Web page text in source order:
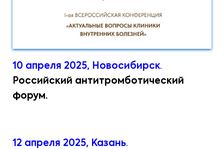
10 апреля 2025, Новосибирск.
Российский антитромботический
форум.
12 апреля 2025, Казань.